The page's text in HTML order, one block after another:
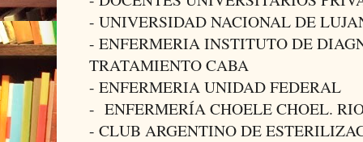
- UNIVERSIDAD NACIONAL DE
- ENFERMERIA INSTITUTO DE
TRATAMIENTO CABA
- ENFERMERIA UNIDAD FEDERAL
- ENFERMERÍA CHOELE CHOEL.
- CLUB ARGENTINO DE